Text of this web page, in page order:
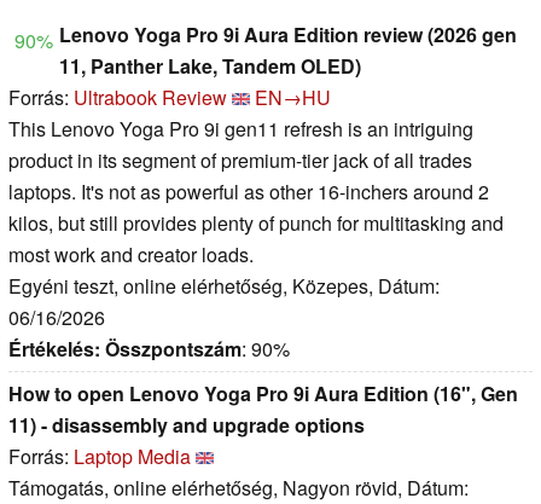
90% Lenovo Yoga Pro 9i Aura Edition review (2026 gen
11, Panther Lake, Tandem OLED)
Forrás: Ultrabook Review
EN→HU
This Lenovo Yoga Pro 9i gen11 refresh is an intriguing
product in its segment of premium-tier jack of all trades
laptops. It's not as powerful as other 16-inchers around 2
kilos, but still provides plenty of punch for multitasking and
most work and creator loads.
Egyéni teszt, online elérhetőség, Közepes, Dátum:
06/16/2026
Értékelés: Összpontszám: 90%
How to open Lenovo Yoga Pro 9i Aura Edition (16", Gen
11) - disassembly and upgrade options
Forrás: Laptop Media
Támogatás, online elérhetőség, Nagyon rövid, Dátum: